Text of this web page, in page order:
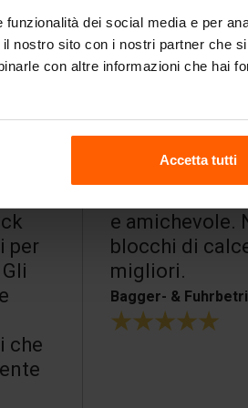
dei social media e per
nostro sito con i nostri partner che
con altre informazioni che hai
Accetta tutti
Attrezzature
Domande
Servizio di
prodotti.
H. Bouffioux